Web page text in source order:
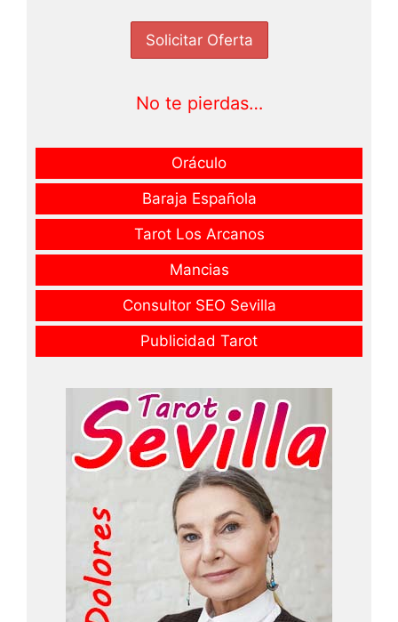
No te pierdas…
Oráculo
Baraja Española
Tarot Los Arcanos
Mancias
Consultor SEO Sevilla
Publicidad Tarot